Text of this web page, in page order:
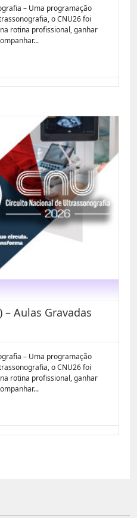
– Uma programação
o CNU26 foi
rotina profissional, ganhar
– Aulas Gravadas
– Uma programação
o CNU26 foi
rotina profissional, ganhar